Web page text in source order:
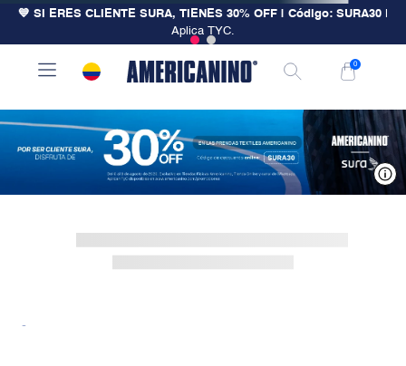
💙 SI ERES CLIENTE SURA, TIENES 30% OFF | Código: SURA30
Aplica TYC.
0
-